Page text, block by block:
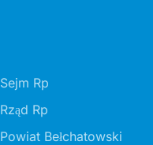
Sejm Rp
Rząd Rp
Powiat Bełchatowski